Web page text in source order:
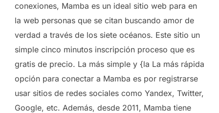
conexiones, Mamba es un ideal sitio web para en
la web personas que se citan buscando amor de
verdad a través de los siete océanos. Este sitio un
simple cinco minutos inscripción proceso que es
gratis de precio. La más simple y {la La más rápida
opción para conectar a Mamba es por registrarse
usar sitios de redes sociales como Yandex, Twitter,
Google, etc. Además, desde 2011, Mamba tiene